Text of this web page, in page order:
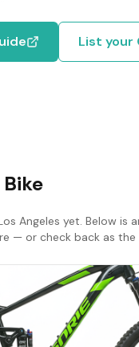
List your
Angeles yet. Below is
— or check back as the